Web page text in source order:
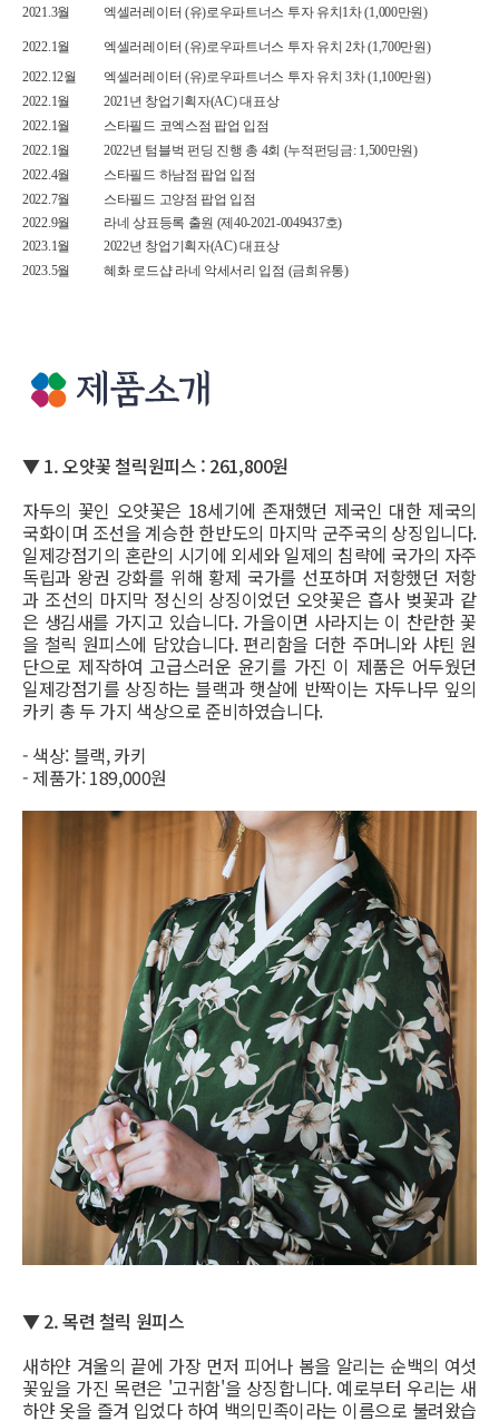
2021.3월 엑셀러레이터 (유)로우파트너스 투자 유치1차 (1,000만원)
2022.1월
엑셀러레이터 (유)로우파트너스 투자 유치 2차 (1,700만원)
2022.12월
엑셀러레이터 (유)로우파트너스 투자 유치 3차 (1,100만원)
2022.1월
2021년 창업기획자(AC) 대표상
2022.1월
스타필드 코엑스점 팝업 입점
2022.1월
2022년 텀블벅 펀딩 진행 총 4회 (누적펀딩금: 1,500만원)
2022.4월
스타필드 하남점 팝업 입점
2022.7월
스타필드 고양점 팝업 입점
2022.9월
라네 상표등록 출원 (제40-2021-0049437호)
2023.1월
2022년 창업기획자(AC) 대표상
2023.5월
혜화 로드샵 라네 악세서리 입점 (금희유통)
▼ ​1. 오얏꽃 철릭원피스 : 261,800원
자두의 꽃인 오얏꽃은 18세기에 존재했던 제국인 대한 제국의
국화이며 조선을 계승한 한반도의 마지막 군주국의 상징입니다.
일제강점기의 혼란의 시기에 외세와 일제의 침략에 국가의 자주
독립과 왕권 강화를 위해 황제 국가를 선포하며 저항했던 저항
과 조선의 마지막 정신의 상징이었던 오얏꽃은 흡사 벚꽃과 같
은 생김새를 가지고 있습니다. 가을이면 사라지는 이 찬란한 꽃
을 철릭 원피스에 담았습니다. 편리함을 더한 주머니와 샤틴 원
단으로 제작하여 고급스러운 윤기를 가진 이 제품은 어두웠던
일제강점기를 상징하는 블랙과 햇살에 반짝이는 자두나무 잎의
카키 총 두 가지 색상으로 준비하였습니다.
- 색상: 블랙, 카키
- 제품가: 189,000원
▼ 2. 목련 철릭 원피스
새하얀 겨울의 끝에 가장 먼저 피어나 봄을 알리는 순백의 여섯
꽃잎을 가진 목련은 '고귀함'을 상징합니다. 예로부터 우리는 새
하얀 옷을 즐겨 입었다 하여 백의민족이라는 이름으로 불려왔습